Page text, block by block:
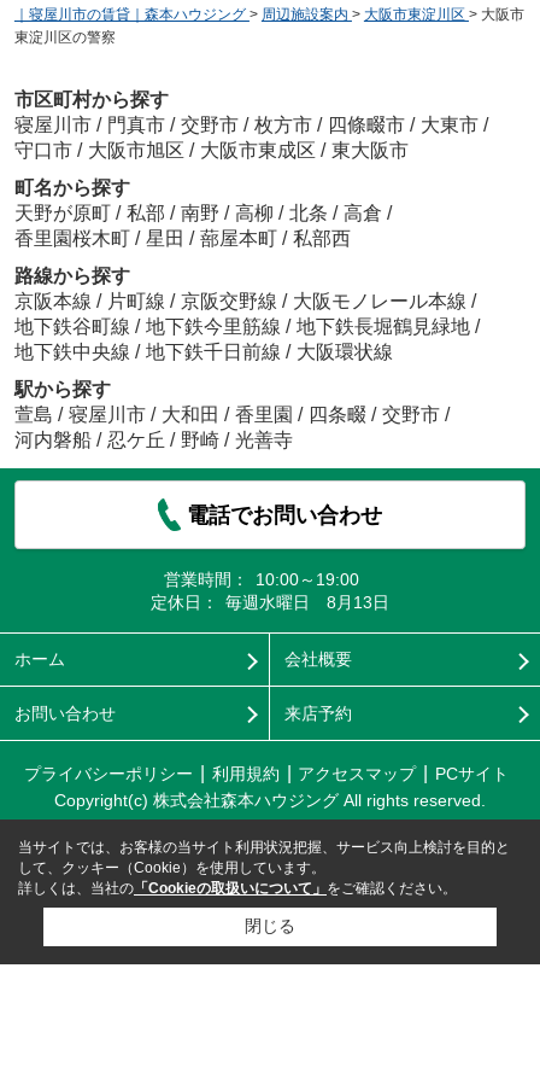
｜寝屋川市の賃貸｜森本ハウジング > 周辺施設案内 > 大阪市東淀川区 > 大阪市
東淀川区の警察
市区町村から探す
寝屋川市 / 門真市 / 交野市 / 枚方市 / 四條畷市 / 大東市 /
守口市 / 大阪市旭区 / 大阪市東成区 / 東大阪市
町名から探す
天野が原町 / 私部 / 南野 / 高柳 / 北条 / 高倉 /
香里園桜木町 / 星田 / 蔀屋本町 / 私部西
路線から探す
京阪本線 / 片町線 / 京阪交野線 / 大阪モノレール本線 /
地下鉄谷町線 / 地下鉄今里筋線 / 地下鉄長堀鶴見緑地 /
地下鉄中央線 / 地下鉄千日前線 / 大阪環状線
駅から探す
萱島 / 寝屋川市 / 大和田 / 香里園 / 四条畷 / 交野市 /
河内磐船 / 忍ケ丘 / 野崎 / 光善寺
電話でお問い合わせ
営業時間：
10:00～19:00
定休日：
毎週水曜日 8月13日
ホーム 会社概要
お問い合わせ 来店予約
プライバシーポリシー 利用規約 アクセスマップ
PCサイト
Copyright(c) 株式会社森本ハウジング All rights reserved.
当サイトでは、お客様の当サイト利用状況把握、サービス向上検討を目的と
して、クッキー（Cookie）を使用しています。
詳しくは、当社の 「Cookieの取扱いについて」 をご確認ください。
閉じる